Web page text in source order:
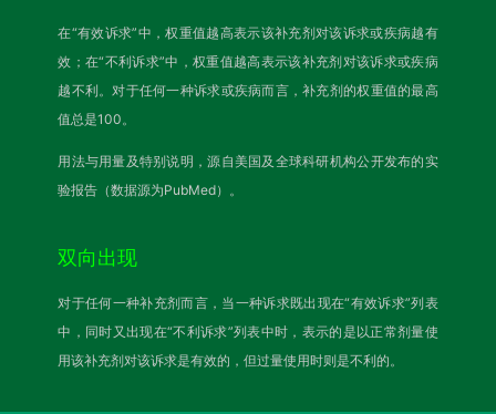
在“有效诉求”中，权重值越高表示该补充剂对该诉求或疾病越有
效；在“不利诉求”中，权重值越高表示该补充剂对该诉求或疾病
越不利。对于任何一种诉求或疾病而言，补充剂的权重值的最高
值总是100。
用法与用量及特别说明，源自美国及全球科研机构公开发布的实
验报告（数据源为PubMed）。
双向出现
对于任何一种补充剂而言，当一种诉求既出现在“有效诉求”列表
中，同时又出现在“不利诉求”列表中时，表示的是以正常剂量使
用该补充剂对该诉求是有效的，但过量使用时则是不利的。